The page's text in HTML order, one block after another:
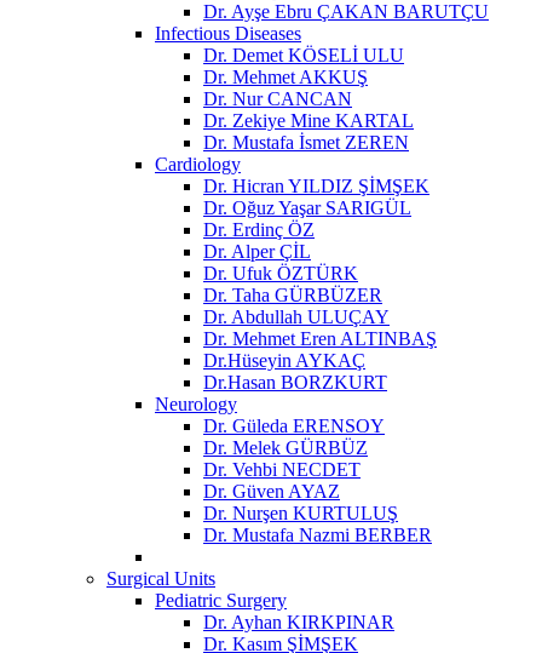
Dr. Ayşe Ebru ÇAKAN BARUTÇU
Infectious Diseases
Dr. Demet KÖSELİ ULU
Dr. Mehmet AKKUŞ
Dr. Nur CANCAN
Dr. Zekiye Mine KARTAL
Dr. Mustafa İsmet ZEREN
Cardiology
Dr. Hicran YILDIZ ŞİMŞEK
Dr. Oğuz Yaşar SARIGÜL
Dr. Erdinç ÖZ
Dr. Alper ÇİL
Dr. Ufuk ÖZTÜRK
Dr. Taha GÜRBÜZER
Dr. Abdullah ULUÇAY
Dr. Mehmet Eren ALTINBAŞ
Dr.Hüseyin AYKAÇ
Dr.Hasan BORZKURT
Neurology
Dr. Güleda ERENSOY
Dr. Melek GÜRBÜZ
Dr. Vehbi NECDET
Dr. Güven AYAZ
Dr. Nurşen KURTULUŞ
Dr. Mustafa Nazmi BERBER
Surgical Units
Pediatric Surgery
Dr. Ayhan KIRKPINAR
Dr. Kasım ŞİMŞEK